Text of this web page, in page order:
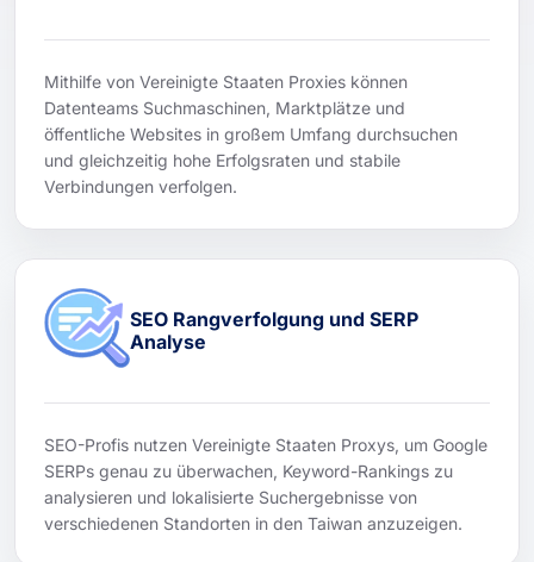
Mithilfe von Vereinigte Staaten Proxies können
Datenteams Suchmaschinen, Marktplätze und
öffentliche Websites in großem Umfang durchsuchen
und gleichzeitig hohe Erfolgsraten und stabile
Verbindungen verfolgen.
SEO Rangverfolgung und SERP
Analyse
SEO-Profis nutzen Vereinigte Staaten Proxys, um Google
SERPs genau zu überwachen, Keyword-Rankings zu
analysieren und lokalisierte Suchergebnisse von
verschiedenen Standorten in den Taiwan anzuzeigen.